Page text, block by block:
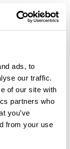
ads, to
our traffic.
of our site with
partners who
you’ve
from your use